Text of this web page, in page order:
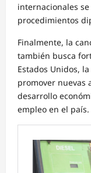
internacionales
procedimientos
Finalmente, la
también busca
Estados Unidos,
promover nuevas
desarrollo
empleo en el país.